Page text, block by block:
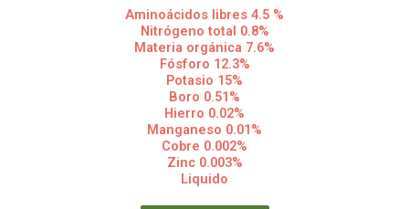
Aminoácidos libres 4.5 %
Nitrógeno total 0.8%
Materia orgánica 7.6%
Fósforo 12.3%
Potasio 15%
Boro 0.51%
Hierro 0.02%
Manganeso 0.01%
Cobre 0.002%
Zinc 0.003%
Liquido